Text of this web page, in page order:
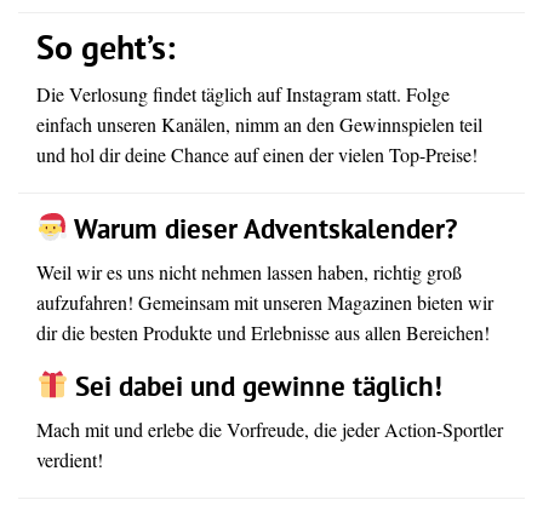
So geht’s:
Die Verlosung findet täglich auf Instagram statt. Folge
einfach unseren Kanälen, nimm an den Gewinnspielen teil
und hol dir deine Chance auf einen der vielen Top-Preise!
Warum dieser Adventskalender?
Weil wir es uns nicht nehmen lassen haben, richtig groß
aufzufahren! Gemeinsam mit unseren Magazinen bieten wir
dir die besten Produkte und Erlebnisse aus allen Bereichen!
Sei dabei und gewinne täglich!
Mach mit und erlebe die Vorfreude, die jeder Action-Sportler
verdient!